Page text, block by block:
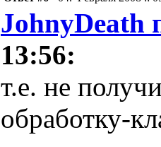
JohnyDeath
13:56:
т.е. не
обработку-